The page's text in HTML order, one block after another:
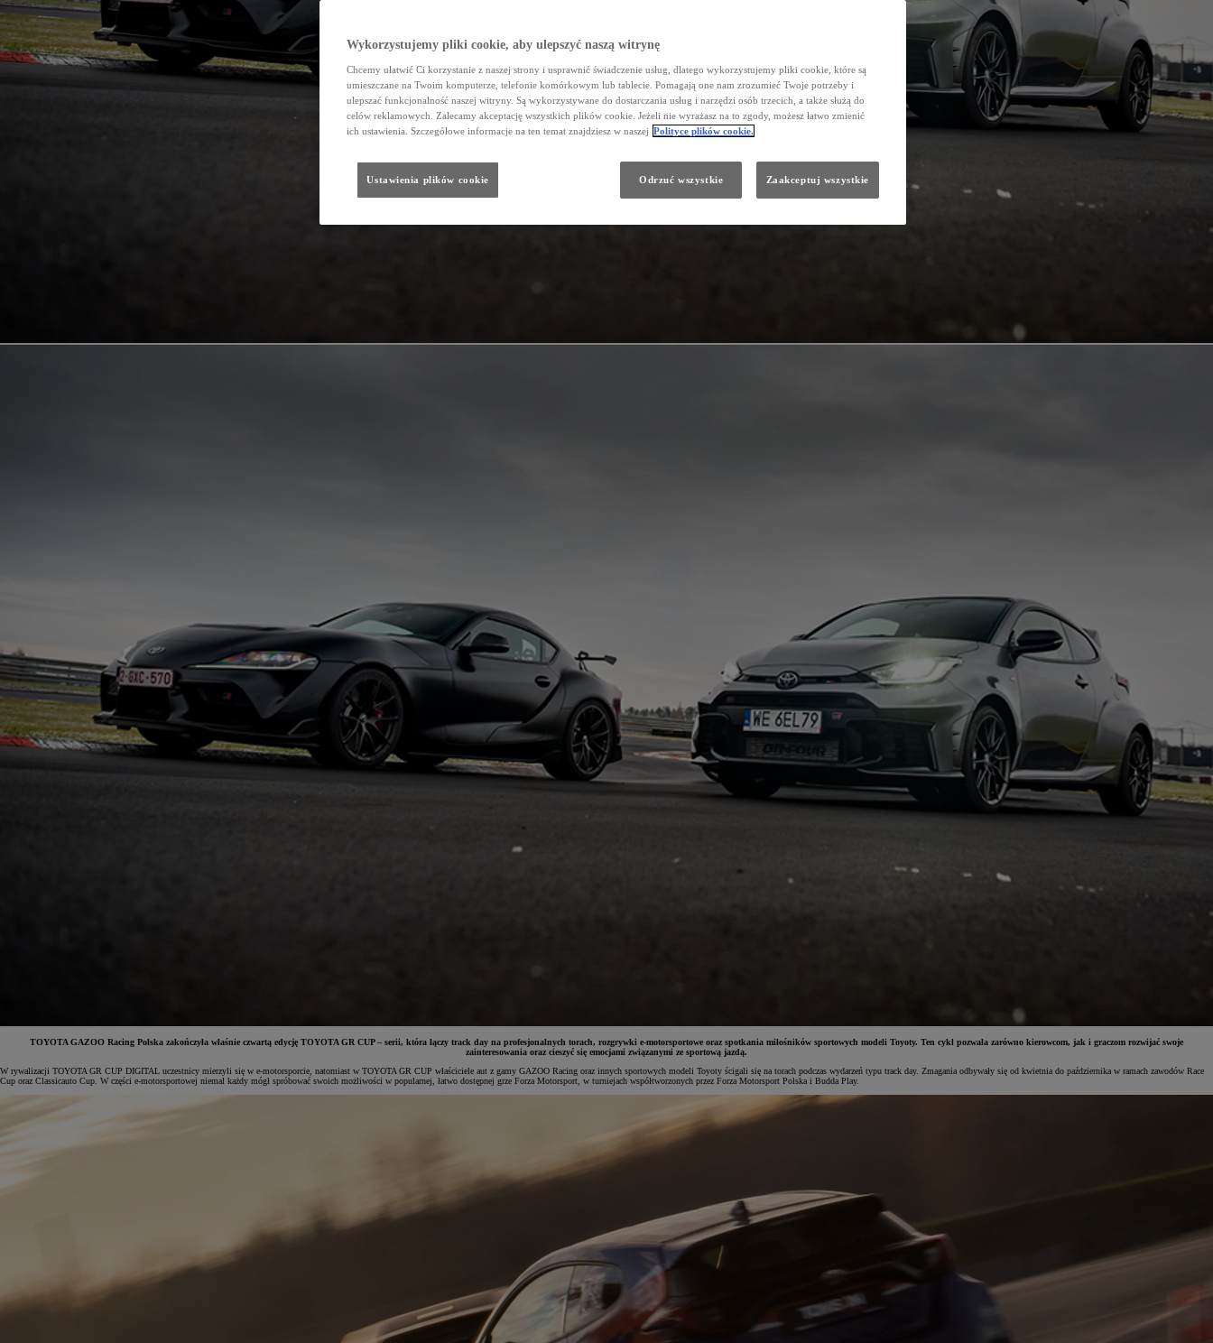
TOYOTA GAZOO Racing Polska zakończyła właśnie czwartą edycję TOYOTA GR CUP – serii, która łączy track day na profesjonalnych torach, rozgrywki e-motorsportowe oraz spotkania miłośników sportowych modeli Toyoty. Ten cykl pozwala zarówno kierowcom, jak i graczom rozwijać swoje
zainteresowania oraz cieszyć się emocjami związanymi ze sportową jazdą.
W rywalizacji TOYOTA GR CUP DIGITAL uczestnicy mierzyli się w e-motorsporcie, natomiast w TOYOTA GR CUP właściciele aut z gamy GAZOO Racing oraz innych sportowych modeli Toyoty ścigali się na torach podczas wydarzeń typu track day. Zmagania odbywały się od kwietnia do października w ramach zawodów Race
Cup oraz Classicauto Cup. W części e-motorsportowej niemal każdy mógł spróbować swoich możliwości w popularnej, łatwo dostępnej grze Forza Motorsport, w turniejach współtworzonych przez Forza Motorsport Polska i Budda Play.
Wykorzystujemy pliki cookie, aby ulepszyć naszą witrynę
Chcemy ułatwić Ci korzystanie z naszej strony i usprawnić świadczenie usług, dlatego wykorzystujemy pliki cookie, które są
umieszczane na Twoim komputerze, telefonie komórkowym lub tablecie. Pomagają one nam zrozumieć Twoje potrzeby i
ulepszać funkcjonalność naszej witryny. Są wykorzystywane do dostarczania usług i narzędzi osób trzecich, a także służą do
celów reklamowych. Zalecamy akceptację wszystkich plików cookie. Jeżeli nie wyrażasz na to zgody, możesz łatwo zmienić
ich ustawienia. Szczegółowe informacje na ten temat znajdziesz w naszej Polityce plików cookie.
Odrzuć wszystkie Zaakceptuj wszystkie
Ustawienia plików cookie